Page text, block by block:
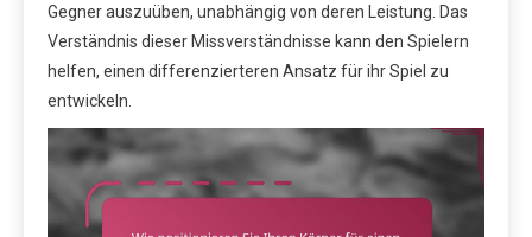
Gegner auszuüben, unabhängig von deren Leistung. Das
Verständnis dieser Missverständnisse kann den Spielern
helfen, einen differenzierteren Ansatz für ihr Spiel zu
entwickeln.